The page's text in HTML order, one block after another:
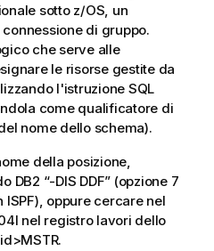
sotto z/OS, un
di gruppo.
che serve alle
le risorse gestite da
l'istruzione SQL
come qualificatore di
nome dello schema).
della posizione,
DB2 “-DIS DDF” (opzione 7
ISPF), oppure cercare nel
nel registro lavori dello